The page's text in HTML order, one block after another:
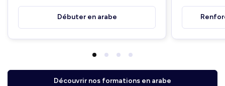
Débuter en arabe
Découvrir nos formations en arabe